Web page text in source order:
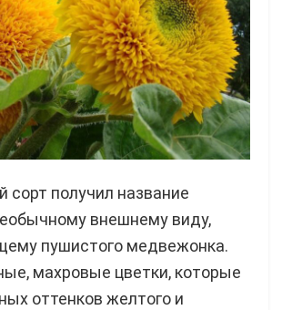
сорт получил название
внешнему виду,
пушистого медвежонка.
махровые цветки, которые
оттенков желтого и